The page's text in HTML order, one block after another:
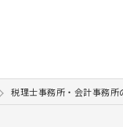
税理士事務所・会計事務所